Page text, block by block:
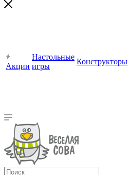
Акции
Настольные
игры
Конструкторы